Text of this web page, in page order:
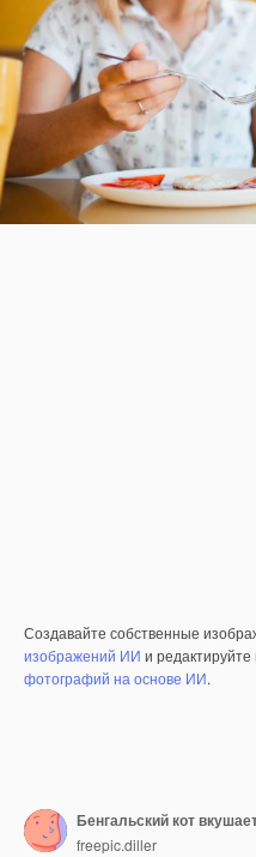
Создавайте собственные
изображений ИИ и
фотографий на основе ИИ.
Бенгальский кот
freepic.diller